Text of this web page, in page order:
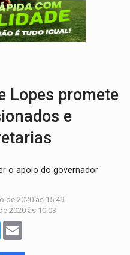
Assembleia Geral delibera greve da educação
Rondoniaovivo abre oficina de Comunicação com
Lopes promete
e
o apoio do governador
de 2020 às 15:49
2020 às 10:03
Telegram